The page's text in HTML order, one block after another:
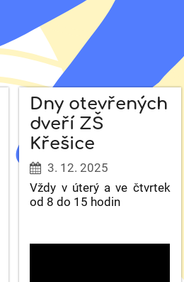
Dny otevřených
dveří ZŠ
Křešice
3. 12. 2025
Vždy v úterý a ve čtvrtek
od 8 do 15 hodin